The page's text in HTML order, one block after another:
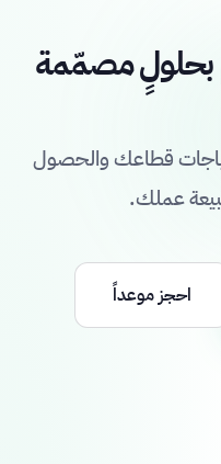
بحلولٍ مصمّمة
قطاعك والحصول
عملك.
احجز موعداً